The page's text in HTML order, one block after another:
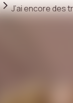
J’ai encore des